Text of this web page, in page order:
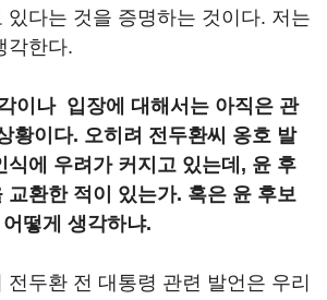
있다는 것을 증명하는 것이다. 저는
각한다.
이나 입장에 대해서는 아직은 관
황이다. 오히려 전두환씨 옹호 발
식에 우려가 커지고 있는데, 윤 후
교환한 적이 있는가. 혹은 윤 후보
떻게 생각하냐.
전두환 전 대통령 관련 발언은 우리